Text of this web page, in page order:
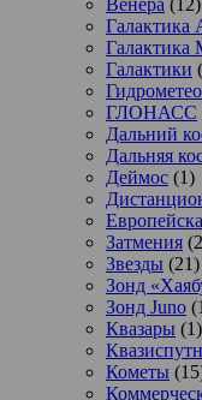
Венера (12)
Галактика
Галактика
Галактики
ГЛОНАСС
Дальний
Дальняя
Деймос (1)
Затмения
Звезды (21)
Зонд
Зонд Juno
Квазары (1)
Кометы